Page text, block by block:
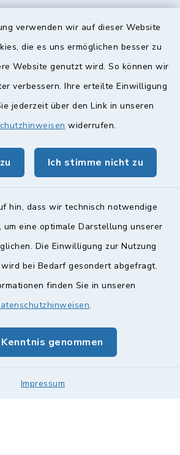
verwenden wir auf dieser Website
die es uns ermöglichen besser zu
Website genutzt wird. So können wir
verbessern. Ihre erteilte Einwilligung
jederzeit über den Link in unseren
widerrufen.
Ich stimme nicht zu
hin, dass wir technisch notwendige
um eine optimale Darstellung unserer
Die Einwilligung zur Nutzung
bei Bedarf gesondert abgefragt.
finden Sie in unseren
.
genommen
Impressum
Barrierefreiheit
Impressum
Sitemap